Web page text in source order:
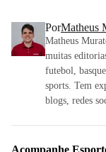
PorMatheus
Matheus
muitas
futebol,
sports. Tem
blogs, redes
Acompanhe